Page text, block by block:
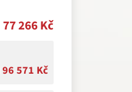
77 266 Kč
96 571 Kč